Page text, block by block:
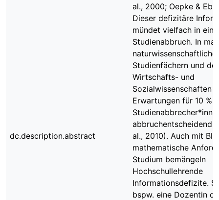
dc.description.abstract
al., 2000; Oepke &
Dieser defizitäre
mündet vielfach in
Studienabbruch. In
Studienfächern und
Wirtschafts- und
Sozialwissenschaften
Erwartungen für 10 %
abbruchentscheidend
al., 2010). Auch mit
mathematische
Studium bemängeln
Hochschullehrende
Informationsdefizite.
bspw. eine Dozentin